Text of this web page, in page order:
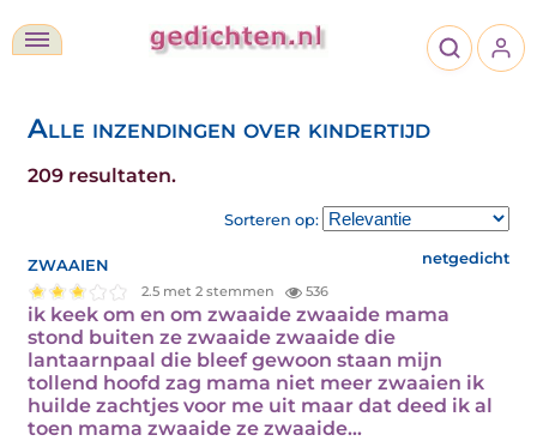
Alle inzendingen over kindertijd
209 resultaten.
Sorteren op:
zwaaien netgedicht
2.5 met 2 stemmen 536
ik keek om en om zwaaide zwaaide mama
stond buiten ze zwaaide zwaaide die
lantaarnpaal die bleef gewoon staan mijn
tollend hoofd zag mama niet meer zwaaien ik
huilde zachtjes voor me uit maar dat deed ik al
toen mama zwaaide ze zwaaide…